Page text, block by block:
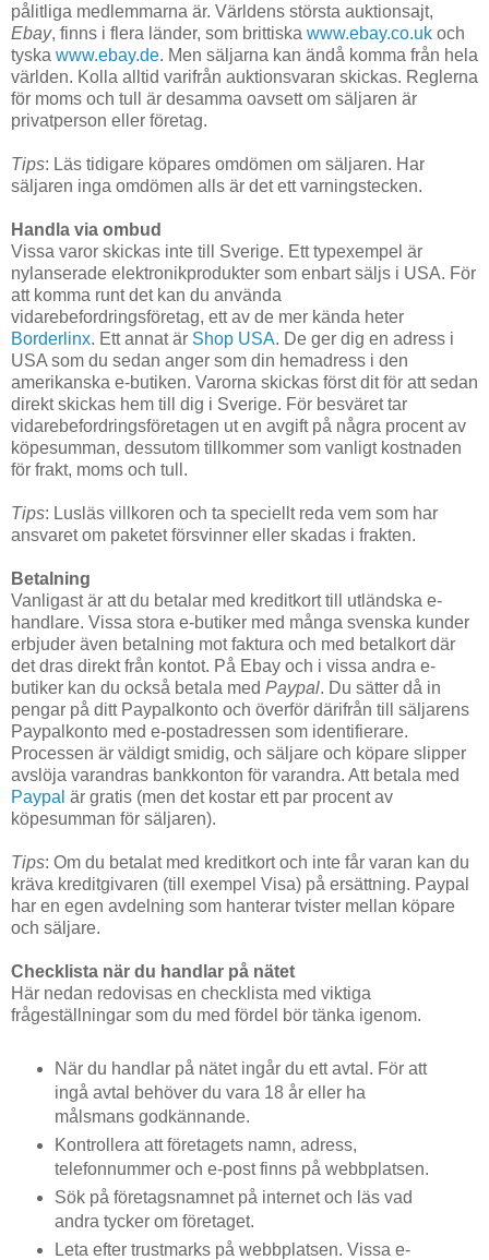
pålitliga medlemmarna är. Världens största auktionsajt,
Ebay, finns i flera länder, som brittiska www.ebay.co.uk och
tyska www.ebay.de. Men säljarna kan ändå komma från hela
världen. Kolla alltid varifrån auktionsvaran skickas. Reglerna
för moms och tull är desamma oavsett om säljaren är
privatperson eller företag.
Tips: Läs tidigare köpares omdömen om säljaren. Har
säljaren inga omdömen alls är det ett varningstecken.
Handla via ombud
Vissa varor skickas inte till Sverige. Ett typexempel är
nylanserade elektronikprodukter som enbart säljs i USA. För
att komma runt det kan du använda
vidarebefordringsföretag, ett av de mer kända heter
Borderlinx. Ett annat är Shop USA. De ger dig en adress i
USA som du sedan anger som din hemadress i den
amerikanska e-butiken. Varorna skickas först dit för att sedan
direkt skickas hem till dig i Sverige. För besväret tar
vidarebefordringsföretagen ut en avgift på några procent av
köpesumman, dessutom tillkommer som vanligt kostnaden
för frakt, moms och tull.
Tips: Lusläs villkoren och ta speciellt reda vem som har
ansvaret om paketet försvinner eller skadas i frakten.
Betalning
Vanligast är att du betalar med kreditkort till utländska e-
handlare. Vissa stora e-butiker med många svenska kunder
erbjuder även betalning mot faktura och med betalkort där
det dras direkt från kontot. På Ebay och i vissa andra e-
butiker kan du också betala med Paypal. Du sätter då in
pengar på ditt Paypalkonto och överför därifrån till säljarens
Paypalkonto med e-postadressen som identifierare.
Processen är väldigt smidig, och säljare och köpare slipper
avslöja varandras bankkonton för varandra. Att betala med
Paypal är gratis (men det kostar ett par procent av
köpesumman för säljaren).
Tips: Om du betalat med kreditkort och inte får varan kan du
kräva kreditgivaren (till exempel Visa) på ersättning. Paypal
har en egen avdelning som hanterar tvister mellan köpare
och säljare.
Checklista när du handlar på nätet
Här nedan redovisas en checklista med viktiga
frågeställningar som du med fördel bör tänka igenom.
När du handlar på nätet ingår du ett avtal. För att
ingå avtal behöver du vara 18 år eller ha
målsmans godkännande.
Kontrollera att företagets namn, adress,
telefonnummer och e-post finns på webbplatsen.
Sök på företagsnamnet på internet och läs vad
andra tycker om företaget.
Leta efter trustmarks på webbplatsen. Vissa e-